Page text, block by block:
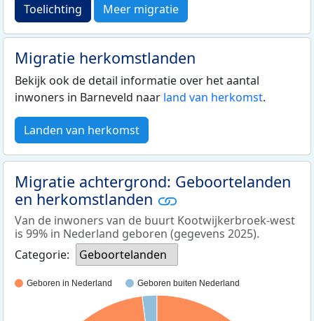
Toelichting Meer migratie
Migratie herkomstlanden
Bekijk ook de detail informatie over het aantal
inwoners in Barneveld naar land van herkomst.
Landen van herkomst
Migratie achtergrond: Geboortelanden
en herkomstlanden
Van de inwoners van de buurt Kootwijkerbroek-west
is 99% in Nederland geboren (gegevens 2025).
Categorie:
Geboortelanden
Geboren in Nederland Geboren buiten Nederland